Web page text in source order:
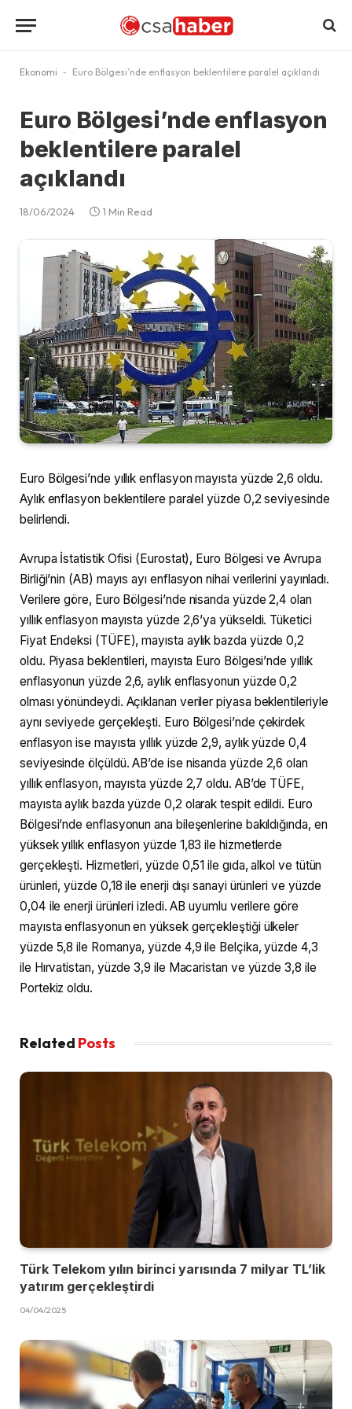
Ekonomi - Euro Bölgesi’nde enflasyon beklentilere paralel açıklandı
Euro Bölgesi’nde enflasyon
beklentilere paralel
açıklandı
18/06/2024 1 Min Read
Euro Bölgesi’nde yıllık enflasyon mayısta yüzde 2,6 oldu.
Aylık enflasyon beklentilere paralel yüzde 0,2 seviyesinde
belirlendi.
Avrupa İstatistik Ofisi (Eurostat), Euro Bölgesi ve Avrupa
Birliği’nin (AB) mayıs ayı enflasyon nihai verilerini yayınladı.
Verilere göre, Euro Bölgesi’nde nisanda yüzde 2,4 olan
yıllık enflasyon mayısta yüzde 2,6’ya yükseldi. Tüketici
Fiyat Endeksi (TÜFE), mayısta aylık bazda yüzde 0,2
oldu. Piyasa beklentileri, mayısta Euro Bölgesi’nde yıllık
enflasyonun yüzde 2,6, aylık enflasyonun yüzde 0,2
olması yönündeydi. Açıklanan veriler piyasa beklentileriyle
aynı seviyede gerçekleşti. Euro Bölgesi’nde çekirdek
enflasyon ise mayısta yıllık yüzde 2,9, aylık yüzde 0,4
seviyesinde ölçüldü. AB’de ise nisanda yüzde 2,6 olan
yıllık enflasyon, mayısta yüzde 2,7 oldu. AB’de TÜFE,
mayısta aylık bazda yüzde 0,2 olarak tespit edildi. Euro
Bölgesi’nde enflasyonun ana bileşenlerine bakıldığında, en
yüksek yıllık enflasyon yüzde 1,83 ile hizmetlerde
gerçekleşti. Hizmetleri, yüzde 0,51 ile gıda, alkol ve tütün
ürünleri, yüzde 0,18 ile enerji dışı sanayi ürünleri ve yüzde
0,04 ile enerji ürünleri izledi. ​​​​​​​AB uyumlu verilere göre
mayısta enflasyonun en yüksek gerçekleştiği ülkeler
yüzde 5,8 ile Romanya, yüzde 4,9 ile Belçika, yüzde 4,3
ile Hırvatistan, yüzde 3,9 ile Macaristan ve yüzde 3,8 ile
Portekiz oldu.
Related Posts
Türk Telekom yılın birinci yarısında 7 milyar TL’lik
yatırım gerçekleştirdi
04/04/2025